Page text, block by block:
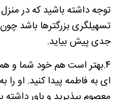
توجه داشته باشید که در
تسهیلگری بزرگترها باشد
جدی پیش بیاید.
۴.بهتر است هم خود شما و
ای به فاطمه پیدا کنید. او